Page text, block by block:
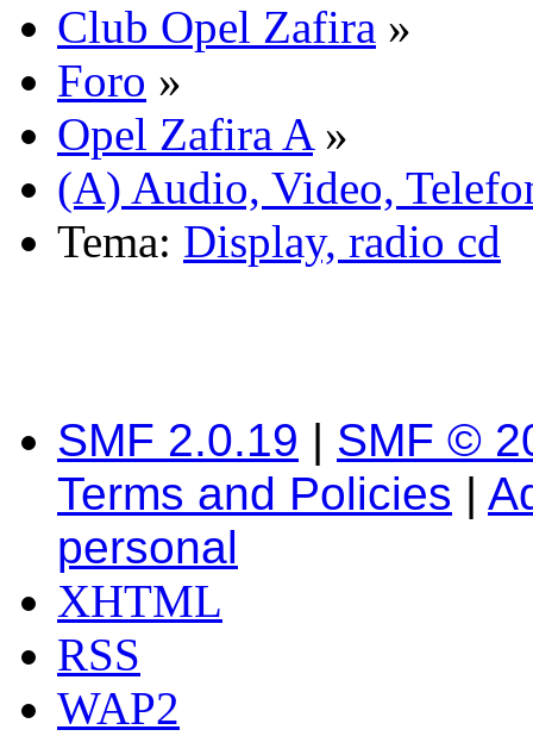
Club Opel Zafira »
Foro »
Opel Zafira A»
(A) Audio, Video,
Tema: Display, radio cd
SMF 2.0.19 | SMF ©
Terms and Policies |
personal
XHTML
RSS
WAP2